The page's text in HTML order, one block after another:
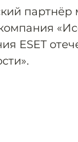
партнёр
ESET